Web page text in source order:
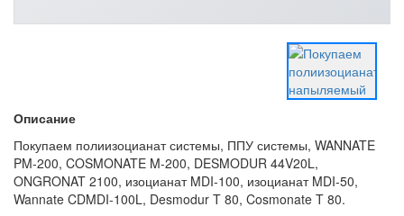
Описание
Покупаем полиизоцианат системы, ППУ системы, WANNATE
PM-200, COSMONATE M-200, DESMODUR 44V20L,
ONGRONAT 2100, изоцианат MDI-100, изоцианат MDI-50,
Wannate CDMDI-100L, Desmodur T 80, Cosmonate T 80.